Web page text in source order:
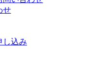
せ
し込み